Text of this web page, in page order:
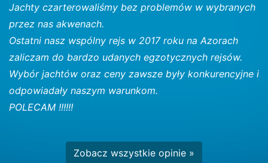
Jachty czarterowaliśmy bez problemów w wybranych
przez nas akwenach.
Ostatni nasz wspólny rejs w 2017 roku na Azorach
zaliczam do bardzo udanych egzotycznych rejsów.
Wybór jachtów oraz ceny zawsze były konkurencyjne i
odpowiadały naszym warunkom.
POLECAM !!!!!!
Zobacz wszystkie opinie »